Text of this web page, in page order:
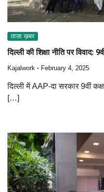
ताज़ा ख़बर
दिल्ली की शिक्षा नीति पर
Kajalwork February 4, 2025
दिल्ली में AAP-दा सरकार 9वीं
[…]